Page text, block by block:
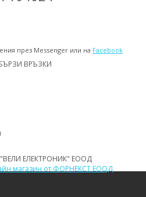
през Messenger или на Facebook
ВРЪЗКИ
ЕЛЕКТРОНИК" ЕООД
магазин от ФОРНЕКСТ ЕООД